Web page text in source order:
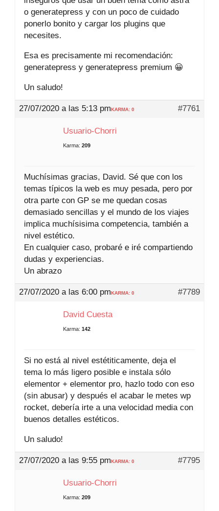
o generatepress y con un poco de cuidado
ponerlo bonito y cargar los plugins que
necesites.
Esa es precisamente mi recomendación:
generatepress y generatepress premium 😀
Un saludo!
27/07/2020 a las 5:13 pm #7761
KARMA: 0
Usuario-Chorri
Karma: 209
Muchísimas gracias, David. Sé que con los
temas típicos la web es muy pesada, pero por
otra parte con GP se me quedan cosas
demasiado sencillas y el mundo de los viajes
implica muchísisima competencia, también a
nivel estético.
En cualquier caso, probaré e iré compartiendo
dudas y experiencias.
Un abrazo
27/07/2020 a las 6:00 pm #7789
KARMA: 0
David Cuesta
Karma: 142
Si no está al nivel estétiticamente, deja el
tema lo más ligero posible e instala sólo
elementor + elementor pro, hazlo todo con eso
(sin abusar) y después el acabar le metes wp
rocket, debería irte a una velocidad media con
buenos detalles estéticos.
Un saludo!
27/07/2020 a las 9:55 pm #7795
KARMA: 0
Usuario-Chorri
Karma: 209